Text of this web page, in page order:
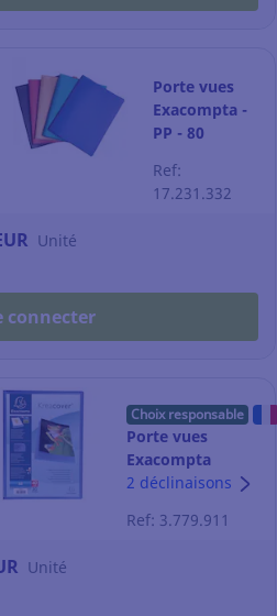
Porte vues
Exacompta -
PP - 80
coloris
assortis - par
Ref:
17.231.332
Unité
connecter
Choix responsable
Porte vues
Exacompta
Kreacover
20 pochettes -
2 déclinaisons
Ref: 3.779.911
Unité